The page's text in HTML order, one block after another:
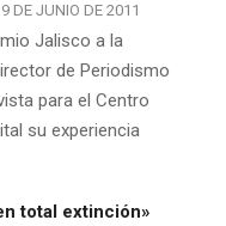
DE JUNIO DE 2011
Jalisco a la
de Periodismo
para el Centro
su experiencia
total extinción»